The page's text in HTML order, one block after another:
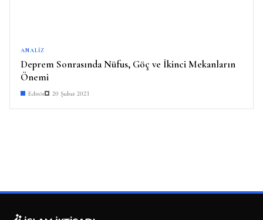
ANALIZ
Deprem Sonrasında Nüfus, Göç ve İkinci Mekanların
Önemi
Editör 20 Şubat 2023